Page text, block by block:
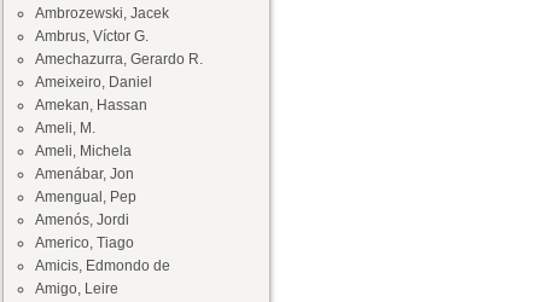
Ambrozewski, Jacek
Ambrus, Víctor G.
Amechazurra, Gerardo R.
Ameixeiro, Daniel
Amekan, Hassan
Ameli, M.
Ameli, Michela
Amenábar, Jon
Amengual, Pep
Amenós, Jordi
Americo, Tiago
Amicis, Edmondo de
Amigo, Leire